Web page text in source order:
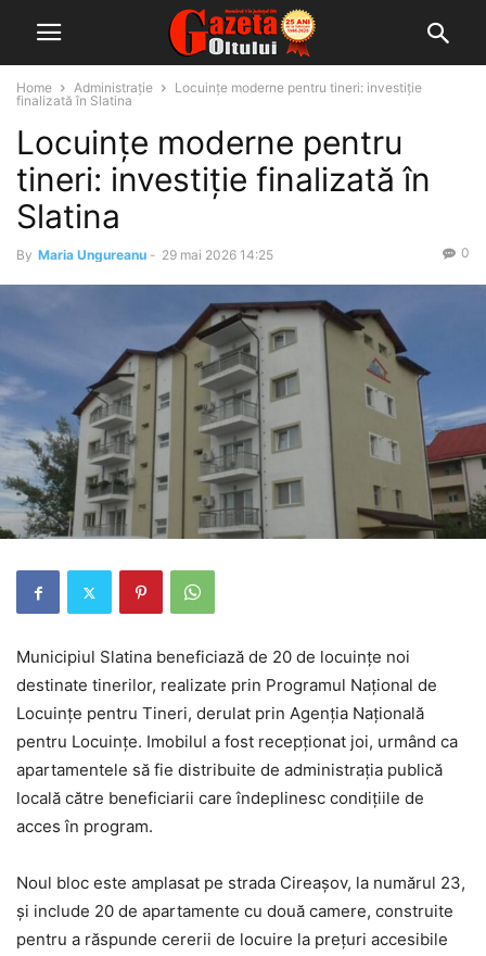
Home Administrație
Locuințe moderne pentru tineri: investiție
finalizată în Slatina
Locuințe moderne pentru
tineri: investiție finalizată în
Slatina
By Maria Ungureanu - 29 mai 2026 14:25 0
Municipiul Slatina beneficiază de 20 de locuințe noi
destinate tinerilor, realizate prin Programul Național de
Locuințe pentru Tineri, derulat prin Agenția Națională
pentru Locuințe. Imobilul a fost recepționat joi, urmând ca
apartamentele să fie distribuite de administrația publică
locală către beneficiarii care îndeplinesc condițiile de
acces în program.
Noul bloc este amplasat pe strada Cireașov, la numărul 23,
și include 20 de apartamente cu două camere, construite
pentru a răspunde cererii de locuire la prețuri accesibile